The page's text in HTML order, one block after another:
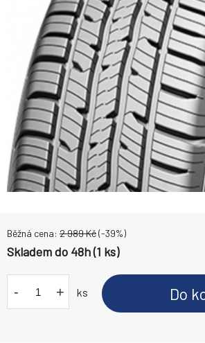
Běžná cena: 2 989Kč(-39%)
Skladem do 48h (1 ks)
- + ks Do